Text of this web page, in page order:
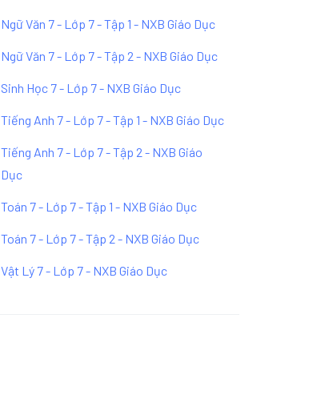
Ngữ Văn 7 - Lớp 7 - Tập 1 - NXB Giáo Dục
Ngữ Văn 7 - Lớp 7 - Tập 2 - NXB Giáo Dục
Sinh Học 7 - Lớp 7 - NXB Giáo Dục
Tiếng Anh 7 - Lớp 7 - Tập 1 - NXB Giáo Dục
Tiếng Anh 7 - Lớp 7 - Tập 2 - NXB Giáo
Dục
Toán 7 - Lớp 7 - Tập 1 - NXB Giáo Dục
Toán 7 - Lớp 7 - Tập 2 - NXB Giáo Dục
Vật Lý 7 - Lớp 7 - NXB Giáo Dục